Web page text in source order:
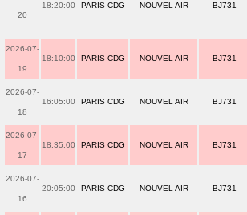
20
18:20:00 PARIS CDG NOUVEL AIR BJ731
2026-07-
19
18:10:00 PARIS CDG NOUVEL AIR BJ731
2026-07-
18
16:05:00 PARIS CDG NOUVEL AIR BJ731
2026-07-
17
18:35:00 PARIS CDG NOUVEL AIR BJ731
2026-07-
16
20:05:00 PARIS CDG NOUVEL AIR BJ731